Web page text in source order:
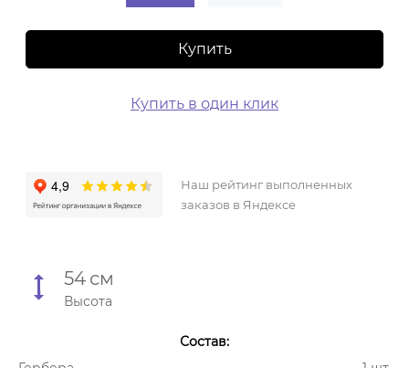
Купить
Купить в один клик
Наш рейтинг выполненных
заказов в Яндексе
54 см
Высота
Состав: